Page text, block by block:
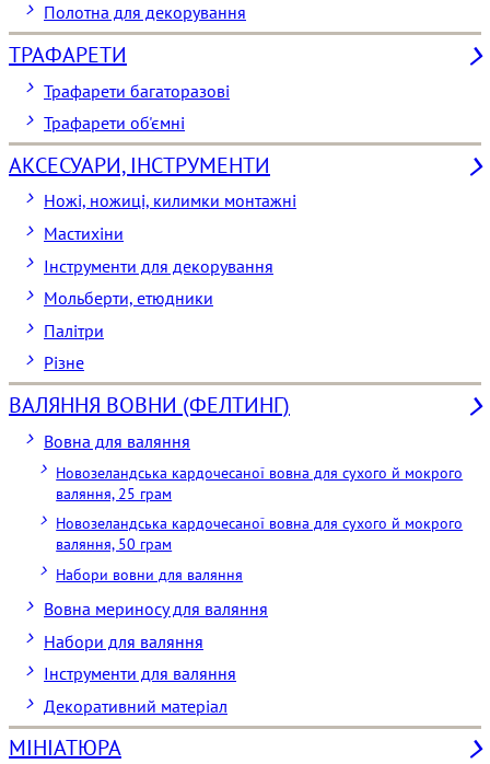
Полотна для декорування
ТРАФАРЕТИ
Трафарети багаторазові
Трафарети об'ємні
АКСЕСУАРИ, ІНСТРУМЕНТИ
Ножі, ножиці, килимки монтажні
Мастихіни
Інструменти для декорування
Мольберти, етюдники
Палітри
Різне
ВАЛЯННЯ ВОВНИ (ФЕЛТИНГ)
Вовна для валяння
Новозеландська кардочесаної вовна для сухого й мокрого
валяння, 25 грам
Новозеландська кардочесаної вовна для сухого й мокрого
валяння, 50 грам
Набори вовни для валяння
Вовна мериносу для валяння
Набори для валяння
Інструменти для валяння
Декоративний матеріал
МІНІАТЮРА